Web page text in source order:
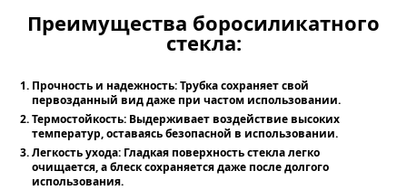
Преимущества боросиликатного
стекла:
Прочность и надежность:Трубка сохраняет свой
первозданный вид даже при частом использовании.
Термостойкость: Выдерживает воздействие высоких
температур, оставаясь безопасной в использовании.
Легкость ухода: Гладкая поверхность стекла легко
очищается, а блеск сохраняется даже после долгого
использования.